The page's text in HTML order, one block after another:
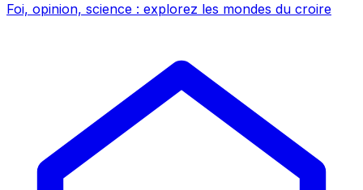
Foi, opinion, science : explorez les mondes du croire